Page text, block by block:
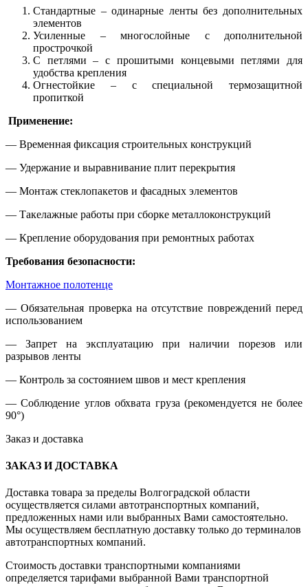
Стандартные – одинарные ленты без дополнительных
элементов
Усиленные – многослойные с дополнительной
прострочкой
С петлями – с прошитыми концевыми петлями для
удобства крепления
Огнестойкие – с специальной термозащитной
пропиткой
Применение:
— Временная фиксация строительных конструкций
— Удержание и выравнивание плит перекрытия
— Монтаж стеклопакетов и фасадных элементов
— Такелажные работы при сборке металлоконструкций
— Крепление оборудования при ремонтных работах
Требования безопасности:
Монтажное полотенце
— Обязательная проверка на отсутствие повреждений перед
использованием
— Запрет на эксплуатацию при наличии порезов или
разрывов ленты
— Контроль за состоянием швов и мест крепления
— Соблюдение углов обхвата груза (рекомендуется не более
90°)
Заказ и доставка
ЗАКАЗ И ДОСТАВКА
Доставка товара за пределы Волгоградской области
осуществляется силами автотранспортных компаний,
предложенных нами или выбранных Вами самостоятельно.
Мы осуществляем бесплатную доставку только до терминалов
автотранспортных компаний.
Стоимость доставки транспортными компаниями
определяется тарифами выбранной Вами транспортной